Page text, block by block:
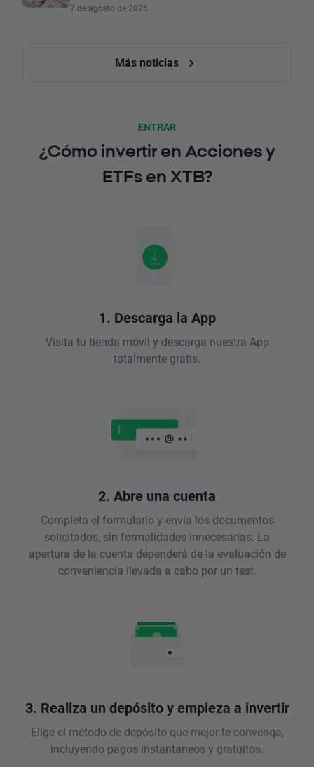
7 de agosto de 2026
Más noticias
ENTRAR
¿Cómo invertir en Acciones y
ETFs en XTB?
1. Descarga la App
Visita tu tienda móvil y descarga nuestra App
totalmente gratis.
2. Abre una cuenta
Completa el formulario y envía los documentos
solicitados, sin formalidades innecesarias. La
apertura de la cuenta dependerá de la evaluación de
conveniencia llevada a cabo por un test.
3. Realiza un depósito y empieza a invertir
Elige el método de depósito que mejor te convenga,
incluyendo pagos instantáneos y gratuitos.